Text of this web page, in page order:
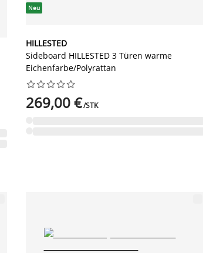
Neu
HILLESTED
Sideboard HILLESTED 3 Türen warme
Eichenfarbe/Polyrattan






269,00 €/STK